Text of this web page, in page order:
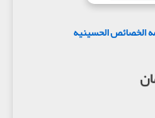
الخصائص الحسینیه